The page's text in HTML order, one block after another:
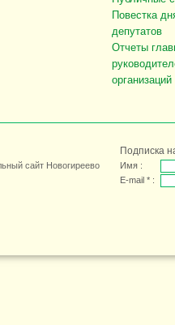
Повестка
депутатов
Отчеты
организаций
сайт Новогиреево
Подписка
Имя :
E-mail * :